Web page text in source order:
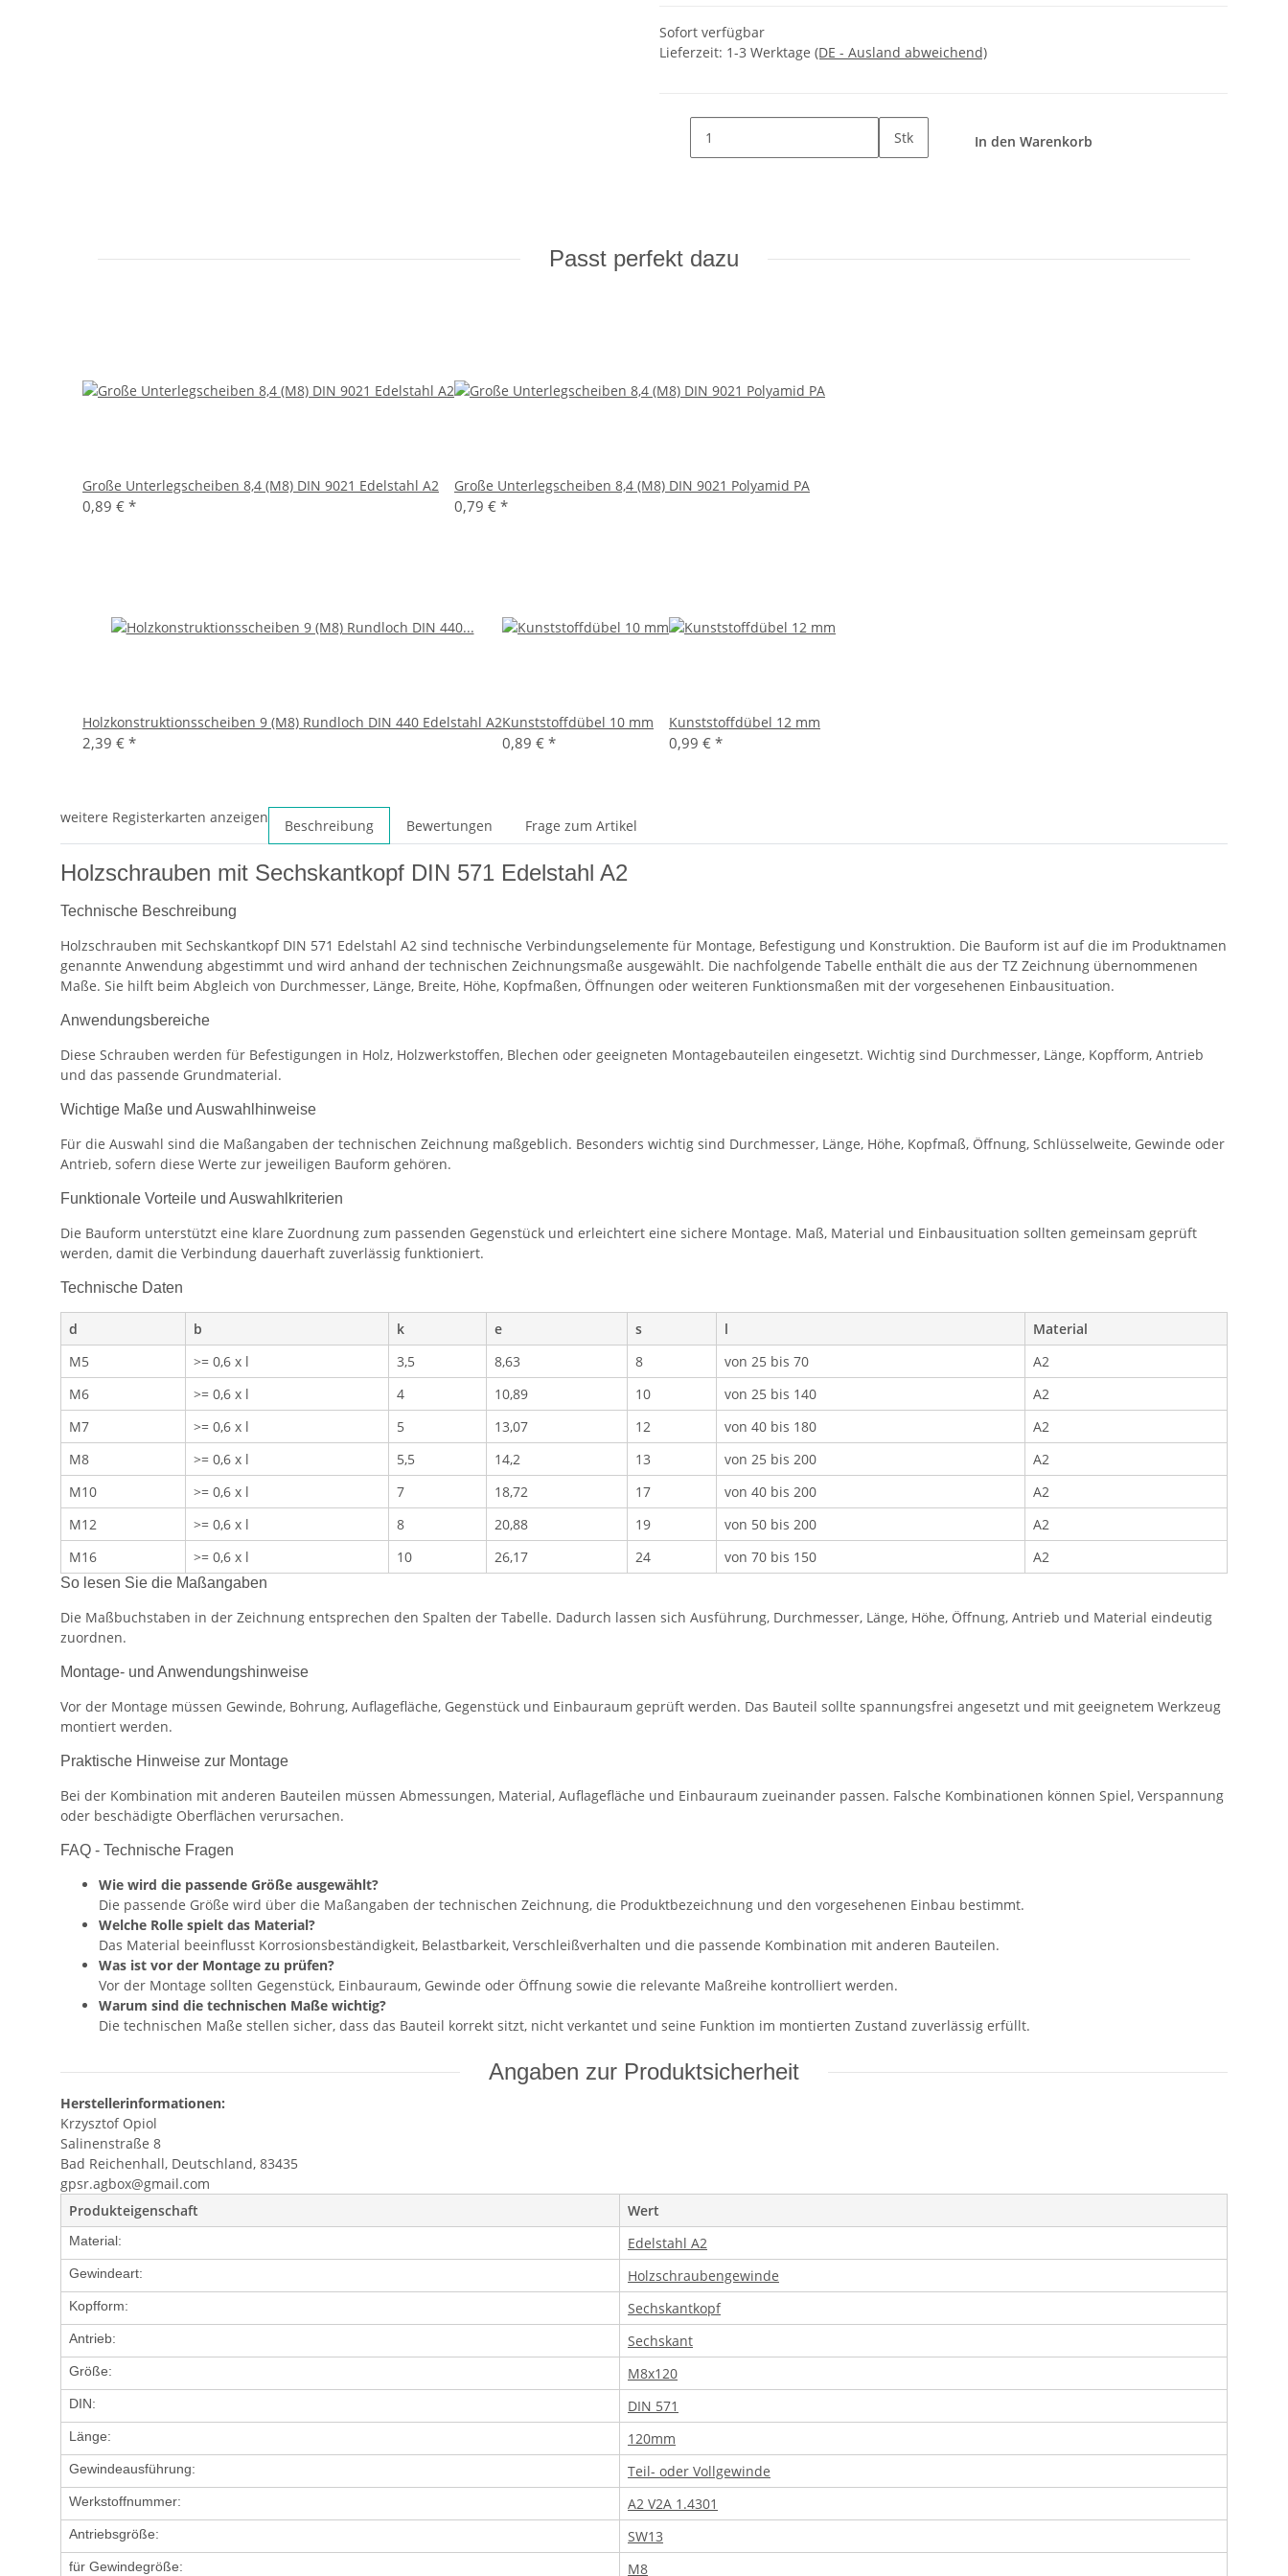
Sofort verfügbar
Lieferzeit: 1-3 Werktage (DE - Ausland abweichend)
Stk In den Warenkorb
Passt perfekt dazu
Große Unterlegscheiben 8,4 (M8) DIN 9021 Edelstahl A2
0,89 € *
Große Unterlegscheiben 8,4 (M8) DIN 9021 Polyamid PA
0,79 € *
Holzkonstruktionsscheiben 9 (M8) Rundloch DIN 440 Edelstahl A2
2,39 € *
Kunststoffdübel 10 mm
0,89 € *
Kunststoffdübel 12 mm
0,99 € *
weitere Registerkarten anzeigen Beschreibung Bewertungen Frage zum Artikel
Holzschrauben mit Sechskantkopf DIN 571 Edelstahl A2
Technische Beschreibung
Holzschrauben mit Sechskantkopf DIN 571 Edelstahl A2 sind technische Verbindungselemente für Montage, Befestigung und Konstruktion. Die Bauform ist auf die im Produktnamen
genannte Anwendung abgestimmt und wird anhand der technischen Zeichnungsmaße ausgewählt. Die nachfolgende Tabelle enthält die aus der TZ Zeichnung übernommenen
Maße. Sie hilft beim Abgleich von Durchmesser, Länge, Breite, Höhe, Kopfmaßen, Öffnungen oder weiteren Funktionsmaßen mit der vorgesehenen Einbausituation.
Anwendungsbereiche
Diese Schrauben werden für Befestigungen in Holz, Holzwerkstoffen, Blechen oder geeigneten Montagebauteilen eingesetzt. Wichtig sind Durchmesser, Länge, Kopfform, Antrieb
und das passende Grundmaterial.
Wichtige Maße und Auswahlhinweise
Für die Auswahl sind die Maßangaben der technischen Zeichnung maßgeblich. Besonders wichtig sind Durchmesser, Länge, Höhe, Kopfmaß, Öffnung, Schlüsselweite, Gewinde oder
Antrieb, sofern diese Werte zur jeweiligen Bauform gehören.
Funktionale Vorteile und Auswahlkriterien
Die Bauform unterstützt eine klare Zuordnung zum passenden Gegenstück und erleichtert eine sichere Montage. Maß, Material und Einbausituation sollten gemeinsam geprüft
werden, damit die Verbindung dauerhaft zuverlässig funktioniert.
Technische Daten
d b k e s l
Material
M5
>= 0,6 x l 3,5 8,63 8 von 25 bis 70
A2
M6
>= 0,6 x l 4 10,89 10 von 25 bis 140
A2
M7
>= 0,6 x l 5 13,07 12 von 40 bis 180
A2
M8
>= 0,6 x l 5,5 14,2 13 von 25 bis 200
A2
M10
>= 0,6 x l 7 18,72 17 von 40 bis 200
A2
M12
>= 0,6 x l 8 20,88 19 von 50 bis 200
A2
M16
>= 0,6 x l 10 26,17 24 von 70 bis 150 A2
So lesen Sie die Maßangaben
Die Maßbuchstaben in der Zeichnung entsprechen den Spalten der Tabelle. Dadurch lassen sich Ausführung, Durchmesser, Länge, Höhe, Öffnung, Antrieb und Material eindeutig
zuordnen.
Montage- und Anwendungshinweise
Vor der Montage müssen Gewinde, Bohrung, Auflagefläche, Gegenstück und Einbauraum geprüft werden. Das Bauteil sollte spannungsfrei angesetzt und mit geeignetem Werkzeug
montiert werden.
Praktische Hinweise zur Montage
Bei der Kombination mit anderen Bauteilen müssen Abmessungen, Material, Auflagefläche und Einbauraum zueinander passen. Falsche Kombinationen können Spiel, Verspannung
oder beschädigte Oberflächen verursachen.
FAQ - Technische Fragen
Wie wird die passende Größe ausgewählt?
Die passende Größe wird über die Maßangaben der technischen Zeichnung, die Produktbezeichnung und den vorgesehenen Einbau bestimmt.
Welche Rolle spielt das Material?
Das Material beeinflusst Korrosionsbeständigkeit, Belastbarkeit, Verschleißverhalten und die passende Kombination mit anderen Bauteilen.
Was ist vor der Montage zu prüfen?
Vor der Montage sollten Gegenstück, Einbauraum, Gewinde oder Öffnung sowie die relevante Maßreihe kontrolliert werden.
Warum sind die technischen Maße wichtig?
Die technischen Maße stellen sicher, dass das Bauteil korrekt sitzt, nicht verkantet und seine Funktion im montierten Zustand zuverlässig erfüllt.
Angaben zur Produktsicherheit
Herstellerinformationen:
Krzysztof Opiol
Salinenstraße 8
Bad Reichenhall, Deutschland, 83435
gpsr.agbox@gmail.com
Produkteigenschaft
Wert
Material: Edelstahl A2
Gewindeart: Holzschraubengewinde
Kopfform: Sechskantkopf
Antrieb: Sechskant
Größe: M8x120
DIN: DIN 571
Länge: 120mm
Gewindeausführung: Teil- oder Vollgewinde
Werkstoffnummer: A2 V2A 1.4301
Antriebsgröße: SW13
für Gewindegröße: M8